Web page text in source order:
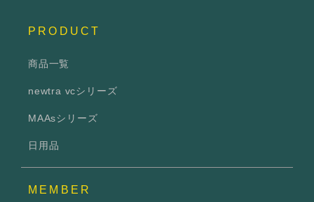
PRODUCT
商品一覧
newtra vcシリーズ
MAAsシリーズ
日用品
MEMBER